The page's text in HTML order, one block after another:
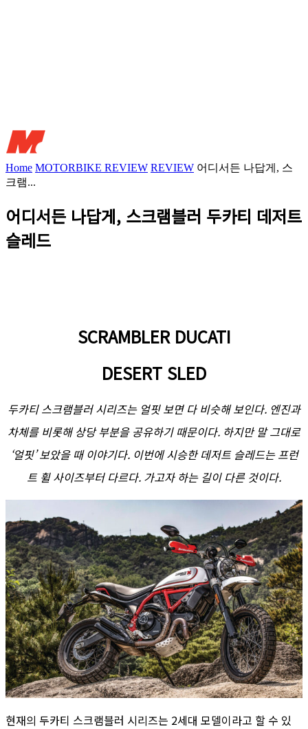
Home MOTORBIKE REVIEW REVIEW 어디서든 나답게, 스
크램...
어디서든 나답게, 스크램블러 두카티 데저트
슬레드
SCRAMBLER DUCATI
DESERT SLED
두카티 스크램블러 시리즈는 얼핏 보면 다 비슷해 보인다. 엔진과
차체를 비롯해 상당 부분을 공유하기 때문이다. 하지만 말 그대로
‘얼핏’ 보았을 때 이야기다. 이번에 시승한 데저트 슬레드는 프런
트 휠 사이즈부터 다르다. 가고자 하는 길이 다른 것이다.
현재의 두카티 스크램블러 시리즈는 2세대 모델이라고 할 수 있